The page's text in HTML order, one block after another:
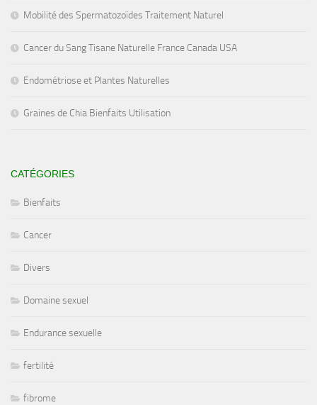
Mobilité des Spermatozoïdes Traitement Naturel
Cancer du Sang Tisane Naturelle France Canada USA
Endométriose et Plantes Naturelles
Graines de Chia Bienfaits Utilisation
CATÉGORIES
Bienfaits
Cancer
Divers
Domaine sexuel
Endurance sexuelle
fertilité
fibrome